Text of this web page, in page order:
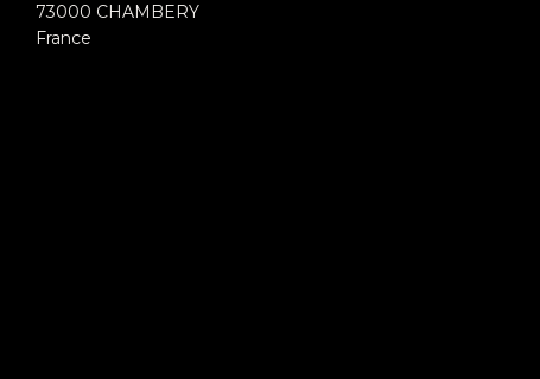
73000 CHAMBERY
France